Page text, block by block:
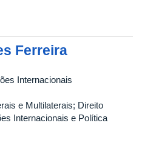
Ferreira
Internacionais
e Multilaterais; Direito
Internacionais e Política